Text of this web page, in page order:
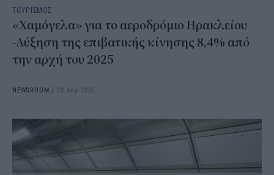
ΤΟΥΡΙΣΜΟΣ
«Χαμόγελα» για το αεροδρόμιο Ηρακλείου
-Αύξηση της επιβατικής κίνησης 8,4% από
την αρχή του 2025
NEWSROOM / 20 Απρ 2025